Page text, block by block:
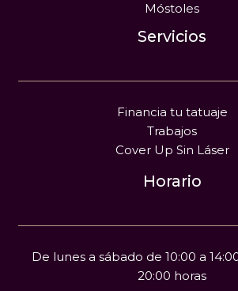
Móstoles
Servicios
Financia tu tatuaje
Trabajos
Cover Up Sin Láser
Horario
De lunes a sábado de 10:00 a
20:00 horas